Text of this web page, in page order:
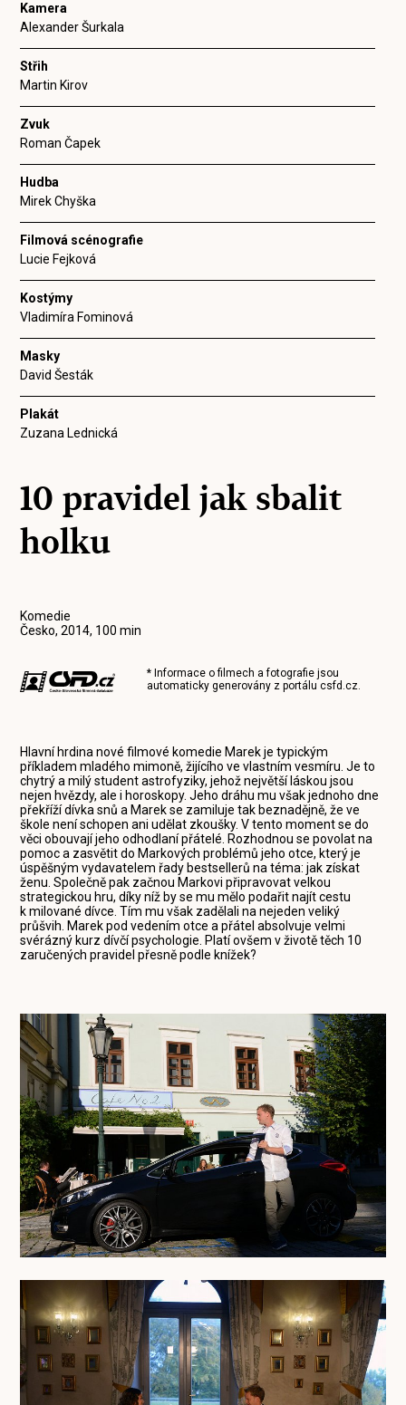
Kamera
Alexander Šurkala
Střih
Martin Kirov
Zvuk
Roman Čapek
Hudba
Mirek Chyška
Filmová scénografie
Lucie Fejková
Kostýmy
Vladimíra Fominová
Masky
David Šesták
Plakát
Zuzana Lednická
10 pravidel jak sbalit
holku
Komedie
Česko, 2014, 100 min
* Informace o filmech a fotografie jsou
automaticky generovány z portálucsfd.cz.
Hlavní hrdina nové filmové komedie Marek je typickým
příkladem mladého mimoně, žijícího ve vlastním vesmíru. Je to
chytrý a milý student astrofyziky, jehož největší láskou jsou
nejen hvězdy, ale i horoskopy. Jeho dráhu mu však jednoho dne
překříží dívka snů a Marek se zamiluje tak beznadějně, že ve
škole není schopen ani udělat zkoušky. V tento moment se do
věci obouvají jeho odhodlaní přátelé. Rozhodnou se povolat na
pomoc a zasvětit do Markových problémů jeho otce, který je
úspěšným vydavatelem řady bestsellerů na téma: jak získat
ženu. Společně pak začnou Markovi připravovat velkou
strategickou hru, díky níž by se mu mělo podařit najít cestu
k milované dívce. Tím mu však zadělali na nejeden veliký
průšvih. Marek pod vedením otce a přátel absolvuje velmi
svérázný kurz dívčí psychologie. Platí ovšem v životě těch 10
zaručených pravidel přesně podle knížek?